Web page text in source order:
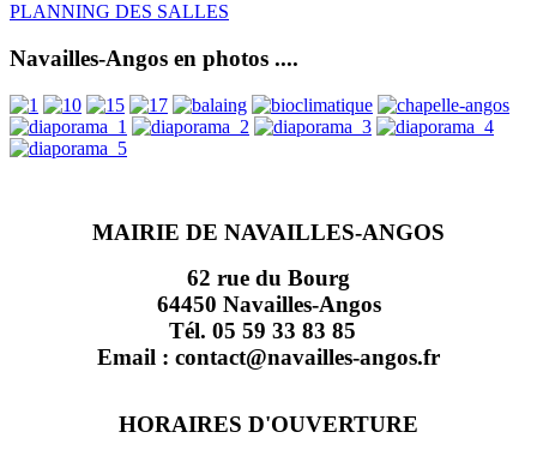
PLANNING DES SALLES
Navailles-Angos en photos ....
MAIRIE DE NAVAILLES-ANGOS
62 rue du Bourg
64450 Navailles-Angos
Tél. 05 59 33 83 85
Email : contact@navailles-angos.fr
HORAIRES D'OUVERTURE